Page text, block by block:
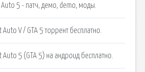
5 - патч, демо, demo, моды.
Auto V / GTA 5 торрент бесплатно.
Auto 5 (GTA 5) на андроид бесплатно.